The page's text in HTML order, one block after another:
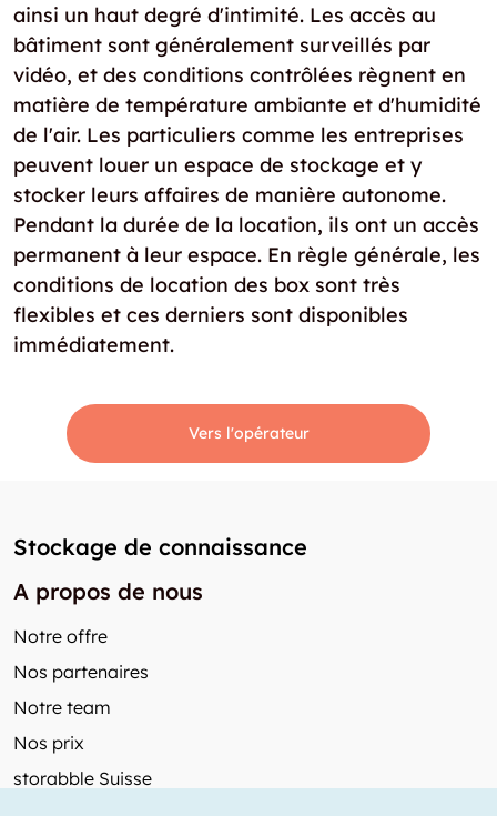
ainsi un haut degré d'intimité. Les accès au
bâtiment sont généralement surveillés par
vidéo, et des conditions contrôlées règnent en
matière de température ambiante et d'humidité
de l'air. Les particuliers comme les entreprises
peuvent louer un espace de stockage et y
stocker leurs affaires de manière autonome.
Pendant la durée de la location, ils ont un accès
permanent à leur espace. En règle générale, les
conditions de location des box sont très
flexibles et ces derniers sont disponibles
immédiatement.
Vers l'opérateur
Stockage de connaissance
A propos de nous
Notre offre
Nos partenaires
Notre team
Nos prix
storabble Suisse